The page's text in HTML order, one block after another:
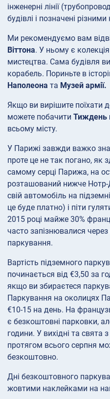
інженерні лінії
будівлі і позначені
Ми рекомендуємо вам
Віттона. У ньому є
мистецтва. Сама будівля
корабель. Пориньте в
Наполеона та Музей армії.
Якщо ви вирішите поїхати
можете побачити Тиждень
всьому місту.
У Парижі завжди важко
проте це не так погано, як
самому серці Парижа, на
розташований нижче
свій автомобіль на
це буде платно) і піти
2015 році майже 30%
часто запізнювалися
паркування.
Вартість підземного
починається від €3,50 за
якщо ви збираєтеся
Паркування на околицях
€10-15 на день. На
є безкоштовні парковки,
години. У вихідні та свята
протягом всього серпня
безкоштовно.
Дні безкоштовного
жовтими наклейками на